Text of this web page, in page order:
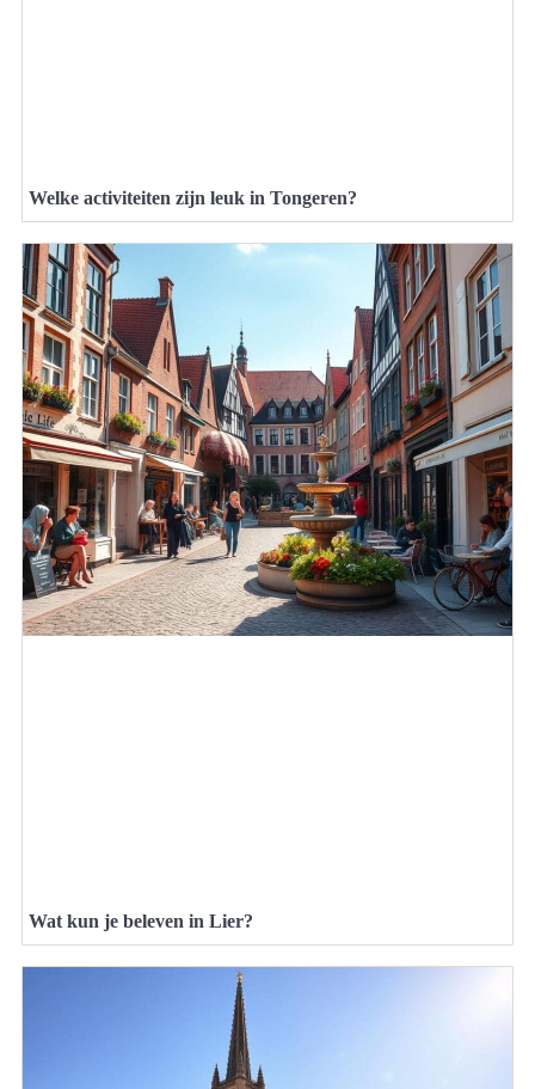
Welke activiteiten zijn leuk in Tongeren?
Wat kun je beleven in Lier?